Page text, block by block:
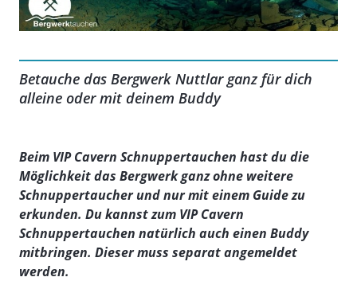
Betauche das Bergwerk Nuttlar ganz für dich
alleine oder mit deinem Buddy
Beim VIP Cavern Schnuppertauchen hast du die
Möglichkeit das Bergwerk ganz ohne weitere
Schnuppertaucher und nur mit einem Guide zu
erkunden. Du kannst zum VIP Cavern
Schnuppertauchen natürlich auch einen Buddy
mitbringen. Dieser muss separat angemeldet
werden.